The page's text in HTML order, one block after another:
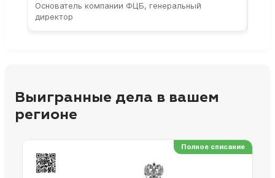
Основатель компании ФЦБ, генеральный
директор
Выигранные дела в вашем
регионе
Полное списание